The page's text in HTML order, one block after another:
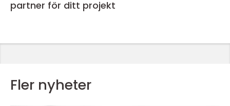
partner för ditt projekt
Fler nyheter